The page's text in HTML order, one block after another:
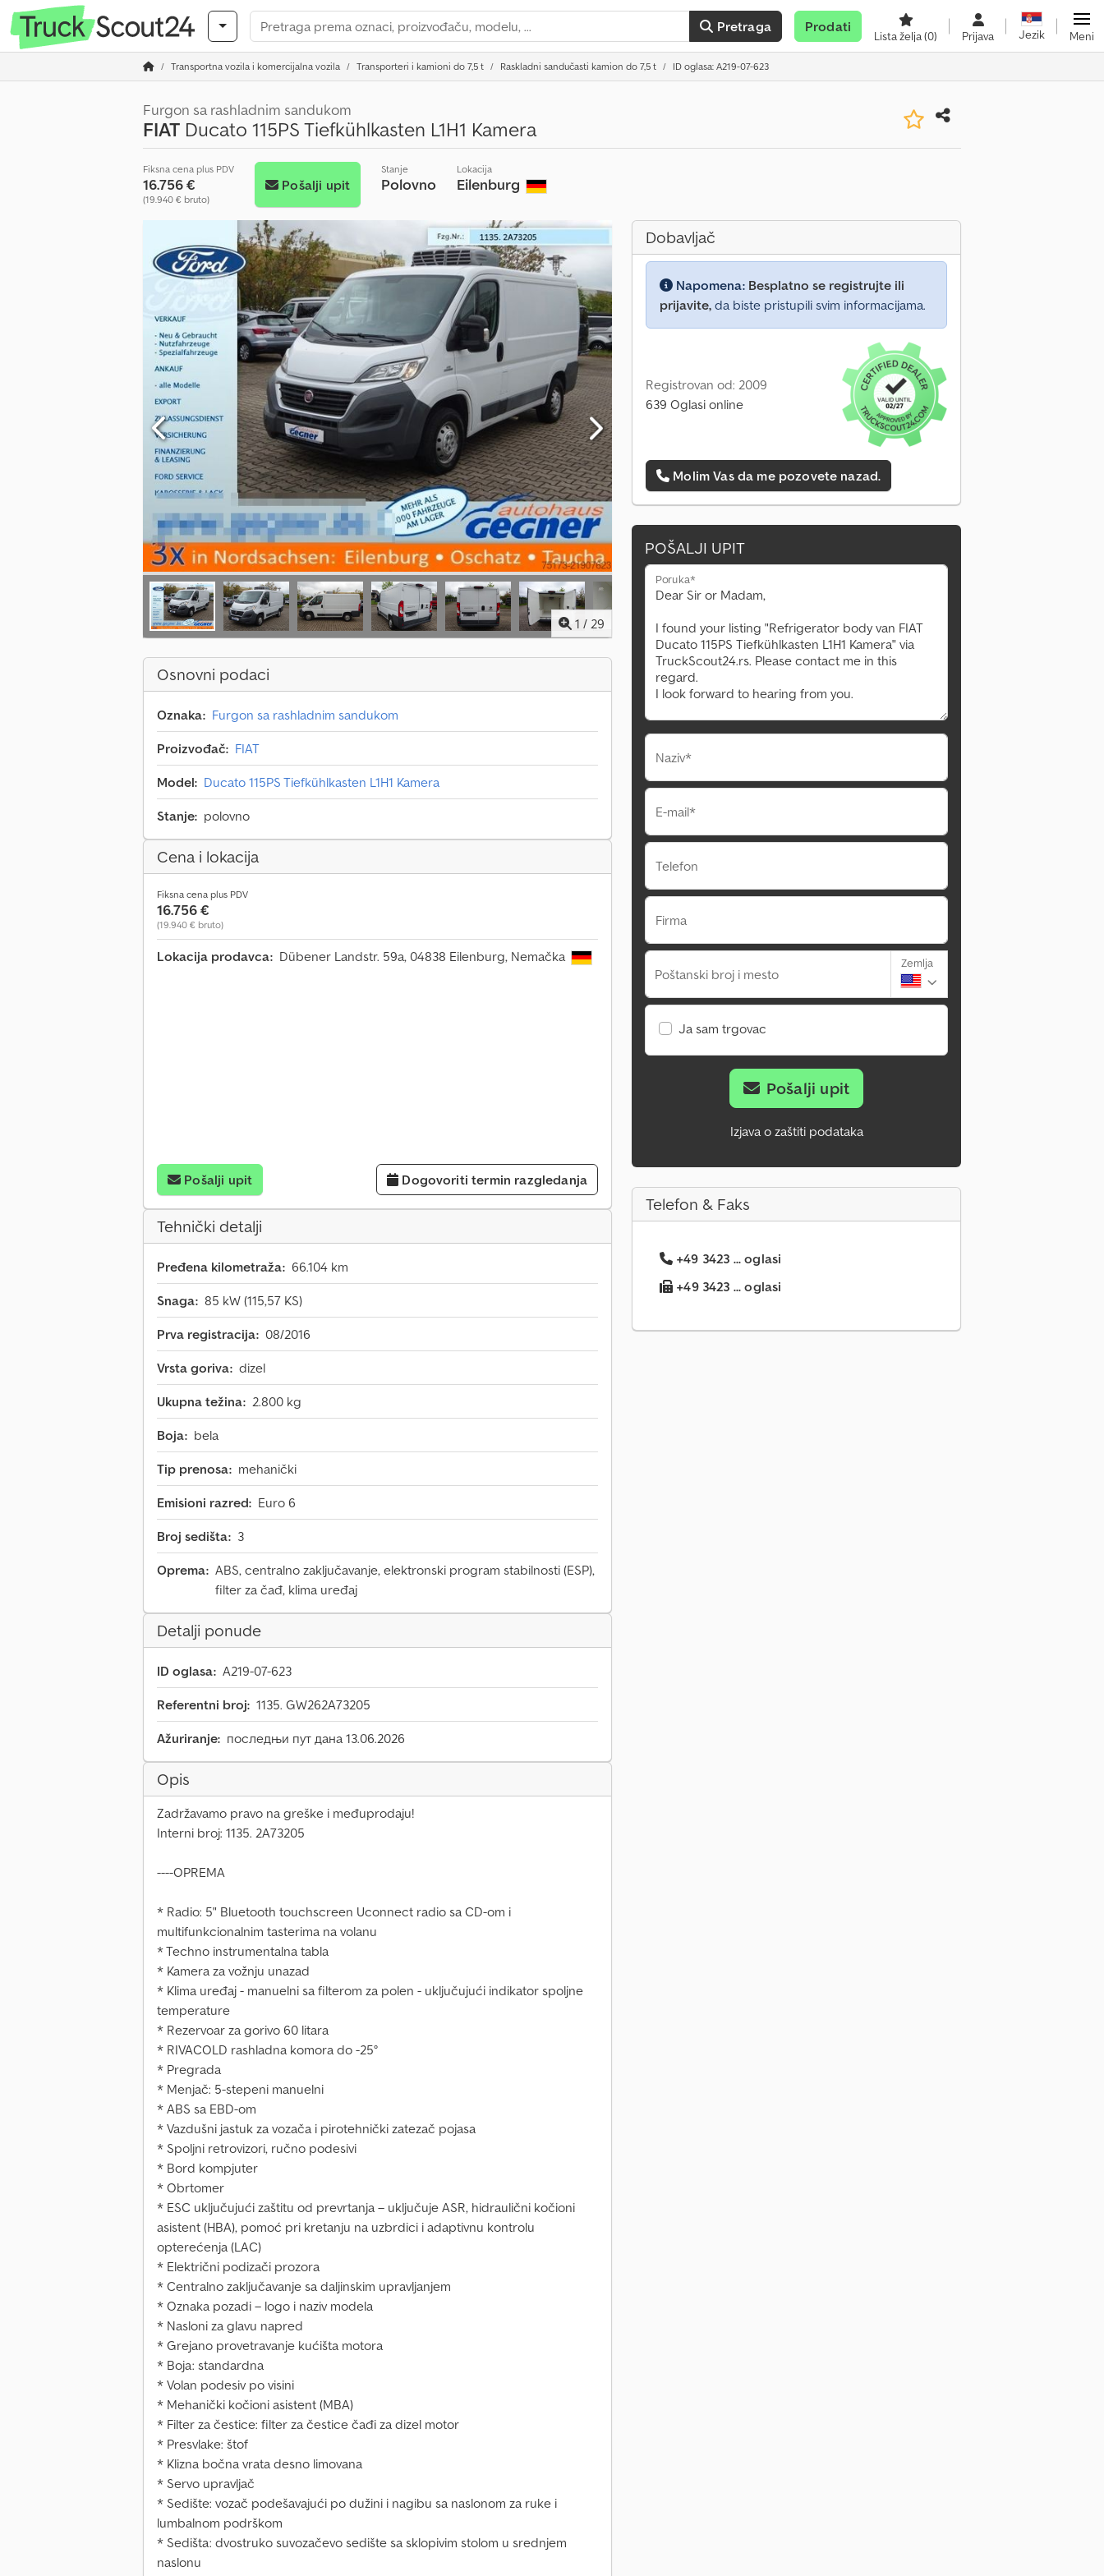
Pretraga Prodati
Lista želja(0) Prijava Jezik Meni
Transportna vozila i komercijalna vozila Transporteri i kamioni do 7,5 t Raskladni sandučasti kamion do 7,5 t ID oglasa: A219-07-623
Furgon sa rashladnim sandukom
FIAT Ducato 115PS Tiefkühlkasten L1H1 Kamera
Fiksna cena plus PDV
16.756 €
(19.940 € bruto)
Pošalji upit
Stanje
Polovno
Lokacija
Eilenburg
1 / 29
Osnovni podaci
Oznaka: Furgon sa rashladnim sandukom
Proizvođač: FIAT
Model: Ducato 115PS Tiefkühlkasten L1H1 Kamera
Stanje: polovno
Cena i lokacija
Fiksna cena plus PDV
16.756 €
(19.940 € bruto)
Lokacija prodavca: Dübener Landstr. 59a, 04838 Eilenburg, Nemačka
Pošalji upit Dogovoriti termin razgledanja
Tehnički detalji
Pređena kilometraža: 66.104 km
Snaga: 85 kW (115,57 KS)
Prva registracija: 08/2016
Vrsta goriva: dizel
Ukupna težina: 2.800 kg
Boja: bela
Tip prenosa: mehanički
Emisioni razred: Euro 6
Broj sedišta: 3
Oprema: ABS, centralno zaključavanje, elektronski program stabilnosti (ESP),
filter za čađ, klima uređaj
Detalji ponude
ID oglasa: A219-07-623
Referentni broj: 1135. GW262A73205
Ažuriranje: последњи пут дана 13.06.2026
Opis
Zadržavamo pravo na greške i međuprodaju!
Interni broj: 1135. 2A73205
----OPREMA
* Radio: 5" Bluetooth touchscreen Uconnect radio sa CD-om i
multifunkcionalnim tasterima na volanu
* Techno instrumentalna tabla
* Kamera za vožnju unazad
* Klima uređaj - manuelni sa filterom za polen - uključujući indikator spoljne
temperature
* Rezervoar za gorivo 60 litara
* RIVACOLD rashladna komora do -25°
* Pregrada
* Menjač: 5-stepeni manuelni
* ABS sa EBD-om
* Vazdušni jastuk za vozača i pirotehnički zatezač pojasa
* Spoljni retrovizori, ručno podesivi
* Bord kompjuter
* Obrtomer
* ESC uključujući zaštitu od prevrtanja – uključuje ASR, hidraulični kočioni
asistent (HBA), pomoć pri kretanju na uzbrdici i adaptivnu kontrolu
opterećenja (LAC)
* Električni podizači prozora
* Centralno zaključavanje sa daljinskim upravljanjem
* Oznaka pozadi – logo i naziv modela
* Nasloni za glavu napred
* Grejano provetravanje kućišta motora
* Boja: standardna
* Volan podesiv po visini
* Mehanički kočioni asistent (MBA)
* Filter za čestice: filter za čestice čađi za dizel motor
* Presvlake: štof
* Klizna bočna vrata desno limovana
* Servo upravljač
* Sedište: vozač podešavajući po dužini i nagibu sa naslonom za ruke i
lumbalnom podrškom
* Sedišta: dvostruko suvozačevo sedište sa sklopivim stolom u srednjem
naslonu
Dobavljač
Napomena: Besplatno se registrujte ili
prijavite, da biste pristupili svim informacijama.
Registrovan od: 2009
639 Oglasi online
Molim Vas da me pozovete nazad.
POŠALJI UPIT
Poruka*
Naziv*
E-mail*
Telefon
Firma
Poštanski broj i mesto
Zemlja
Ja sam trgovac
Pošalji upit
Izjava o zaštiti podataka
Telefon & Faks
+49 3423 ... oglasi
+49 3423 ... oglasi